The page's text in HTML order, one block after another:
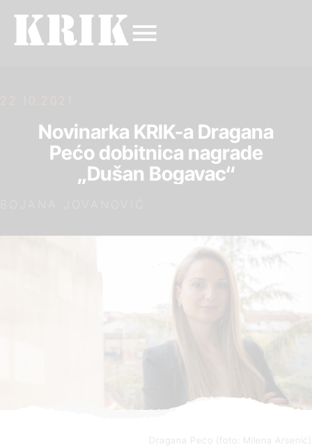
22.10.2021.
Novinarka KRIK-a Dragana
Pećo dobitnica nagrade
„Dušan Bogavac“
Dragana Pećo (foto: Milena Arsenić)